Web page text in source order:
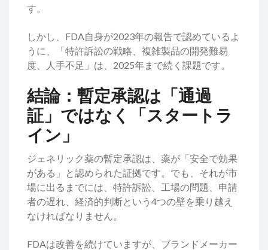
す。
しかし、FDA自身が2023年の報告で認めているよ
うに、「特許訴訟の戦略、複雑製品の開発難易
度、人手不足」は、2025年まで続く課題です。
結論：暫定承認は「通過
証」ではなく「スタートラ
イン」
ジェネリック薬の暫定承認は、薬が「安全で効果
がある」と認められた証拠です。でも、それが市
場に出るまでには、特許訴訟、工場の問題、申請
者の遅れ、経済的判断という4つの壁を乗り越え
なければなりません。
FDAは改善を続けていますが、ブランドメーカー